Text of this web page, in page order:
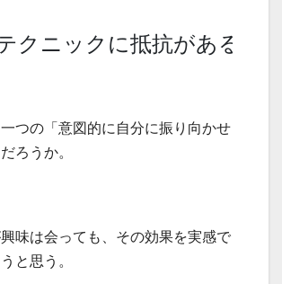
クニックに抵抗があるの
つの「意図的に自分に振り向かせ
ろうか。
味は会っても、その効果を実感で
と思う。